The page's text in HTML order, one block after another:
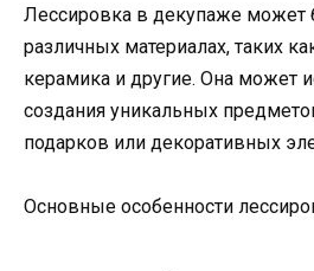
Лессировка в декупаже может
различных материалах, таких
керамика и другие. Она может
создания уникальных
подарков или декоративных
Основные особенности